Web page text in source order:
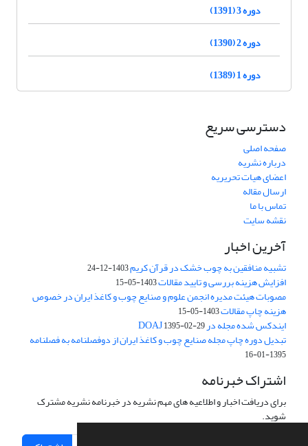
دوره 3 (1391)
دوره 2 (1390)
دوره 1 (1389)
دسترسی سریع
صفحه اصلی
درباره نشریه
اعضای هیات تحریریه
ارسال مقاله
تماس با ما
نقشه سایت
آخرین اخبار
تشبیه منافقین به چوب خشک در قرآن کریم1403-12-24
افزایش هزینه بررسی و تایید مقالات1403-05-15
مصوبات هیئت مدیره انجمن علوم و صنایع چوب و کاغذ ایران در خصوص
هزینه چاپ مقالات1403-05-15
ایندکس شده مجله در DOAJ1395-02-29
تبدیل دوره چاپ مجله صنایع چوب و کاغذ ایران از دوفصلنامه به فصلنامه
1395-01-16
اشتراک خبرنامه
برای دریافت اخبار و اطلاعیه های مهم نشریه در خبرنامه نشریه مشترک
شوید.